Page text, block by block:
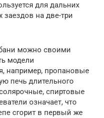
для дальних
заездов на две-три
можно своими
модели
например, пропановые
печь длительного
спиртовые
означает, что
сгорит в первый же